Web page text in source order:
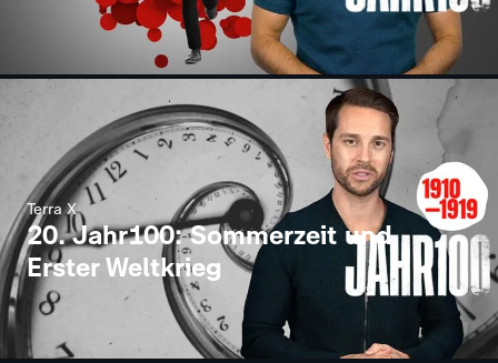
Terra X
20. Jahr100: Sommerzeit und
Erster Weltkrieg